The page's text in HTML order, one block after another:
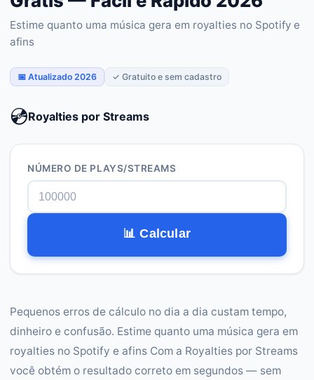
Estime quanto uma música gera em royalties no Spotify e
afins
📅 Atualizado 2026 ✓ Gratuito e sem cadastro
💿Royalties por Streams
NÚMERO DE PLAYS/STREAMS
📊 Calcular
Pequenos erros de cálculo no dia a dia custam tempo,
dinheiro e confusão. Estime quanto uma música gera em
royalties no Spotify e afins Com a Royalties por Streams
você obtém o resultado correto em segundos — sem